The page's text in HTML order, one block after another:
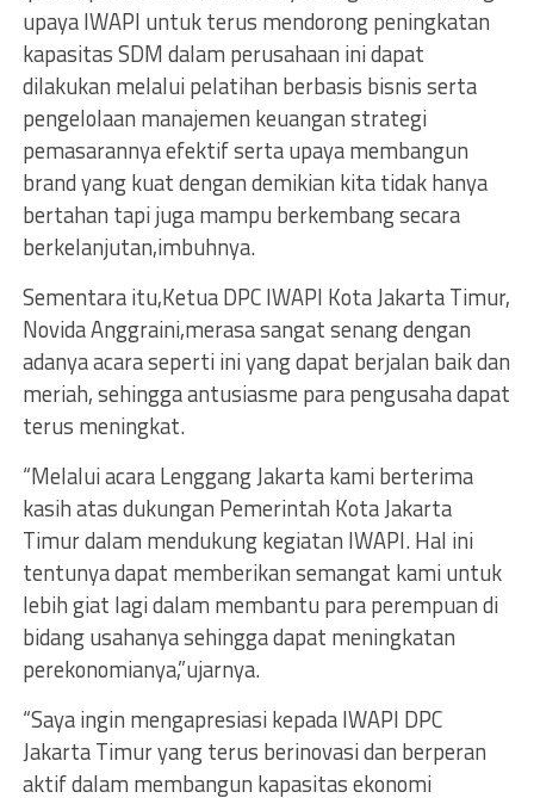
upaya IWAPI untuk terus mendorong peningkatan
kapasitas SDM dalam perusahaan ini dapat
dilakukan melalui pelatihan berbasis bisnis serta
pengelolaan manajemen keuangan strategi
pemasarannya efektif serta upaya membangun
brand yang kuat dengan demikian kita tidak hanya
bertahan tapi juga mampu berkembang secara
berkelanjutan,imbuhnya.
Sementara itu,Ketua DPC IWAPI Kota Jakarta Timur,
Novida Anggraini,merasa sangat senang dengan
adanya acara seperti ini yang dapat berjalan baik dan
meriah, sehingga antusiasme para pengusaha dapat
terus meningkat.
“Melalui acara Lenggang Jakarta kami berterima
kasih atas dukungan Pemerintah Kota Jakarta
Timur dalam mendukung kegiatan IWAPI. Hal ini
tentunya dapat memberikan semangat kami untuk
lebih giat lagi dalam membantu para perempuan di
bidang usahanya sehingga dapat meningkatan
perekonomianya,”ujarnya.
“Saya ingin mengapresiasi kepada IWAPI DPC
Jakarta Timur yang terus berinovasi dan berperan
aktif dalam membangun kapasitas ekonomi